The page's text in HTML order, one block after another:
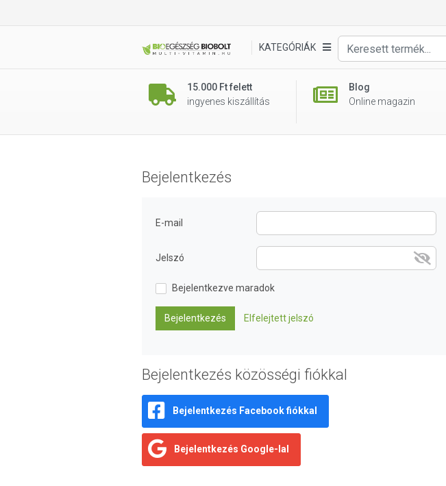
KATEGÓRIÁK
15.000 Ft felett
ingyenes kiszállítás
Blog
Online magazin
Bejelentkezés
E-mail
Jelszó
Bejelentkezve maradok
Bejelentkezés Elfelejtett jelszó
Bejelentkezés közösségi fiókkal
Bejelentkezés Facebook fiókkal
Bejelentkezés Google-lal